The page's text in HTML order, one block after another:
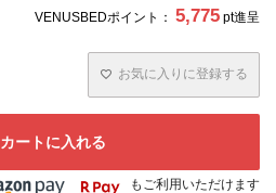
VENUSBEDポイント： 5,775 pt進呈
お気に入りに登録する
カートに入れる
もご利用いただけます